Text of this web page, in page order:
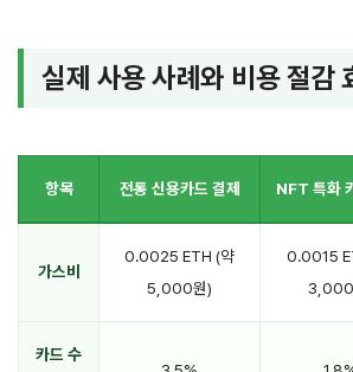
실제 사용 사례와 비용 절감
항목 전통 신용카드 결제 NFT 특화
가스비
0.0025 ETH (약
5,000원)
0.0015
3,000
카드 수